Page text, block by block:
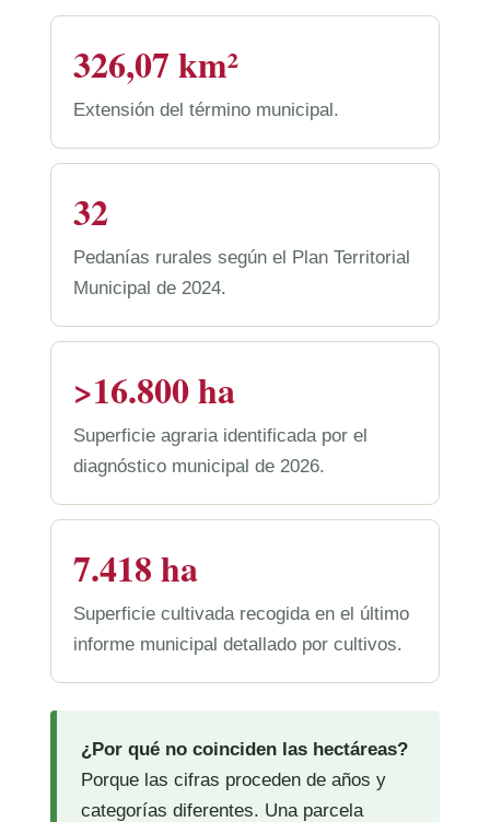
326,07 km²
Extensión del término municipal.
32
Pedanías rurales según el Plan Territorial
Municipal de 2024.
>16.800 ha
Superficie agraria identificada por el
diagnóstico municipal de 2026.
7.418 ha
Superficie cultivada recogida en el último
informe municipal detallado por cultivos.
¿Por qué no coinciden las hectáreas?
Porque las cifras proceden de años y
categorías diferentes. Una parcela